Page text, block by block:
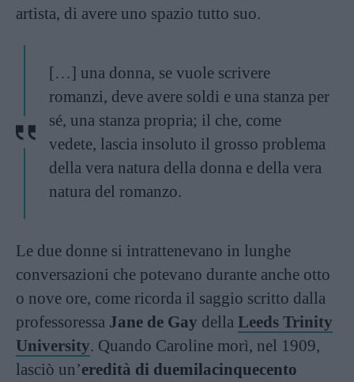
artista, di avere uno spazio tutto suo.
[…] una donna, se vuole scrivere
romanzi, deve avere soldi e una stanza per
sé, una stanza propria; il che, come
vedete, lascia insoluto il grosso problema
della vera natura della donna e della vera
natura del romanzo.
Le due donne si intrattenevano in lunghe
conversazioni che potevano durante anche otto
o nove ore, come ricorda il saggio scritto dalla
professoressa Jane de Gay della Leeds Trinity
University. Quando Caroline morì, nel 1909,
lasciò un’eredità di duemilacinquecento